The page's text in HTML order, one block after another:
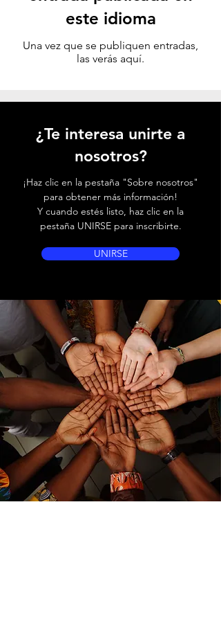
este idioma
Una vez que se publiquen entradas,
las verás aquí.
¿Te interesa unirte a
nosotros?
¡Haz clic en la pestaña "Sobre nosotros"
para obtener más información!
Y cuando estés listo, haz clic en la
pestaña UNIRSE para inscribirte.
UNIRSE